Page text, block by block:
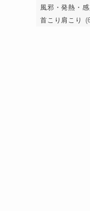
風邪・発熱・感
首こり肩こり